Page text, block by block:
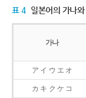
표 4 일본어의 가나
가나
ア イ ウ エ オ
カ キ ク ケ コ